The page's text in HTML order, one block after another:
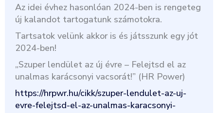
Az idei évhez hasonlóan 2024-ben is rengeteg
új kalandot tartogatunk számotokra.
Tartsatok velünk akkor is és játsszunk egy jót
2024-ben!
„Szuper lendület az új évre – Felejtsd el az
unalmas karácsonyi vacsorát!” (HR Power)
https://hrpwr.hu/cikk/szuper-lendulet-az-uj-
evre-felejtsd-el-az-unalmas-karacsonyi-